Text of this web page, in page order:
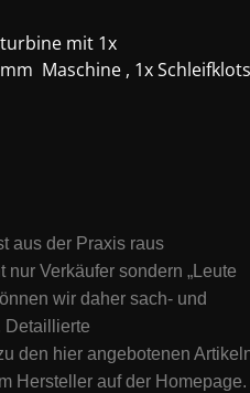
mit 1x
Maschine , 1x Schleifklots
aus der Praxis raus
Verkäufer sondern „Leute
wir daher sach- und
Detaillierte
den hier angebotenen
Hersteller auf der Homepage.